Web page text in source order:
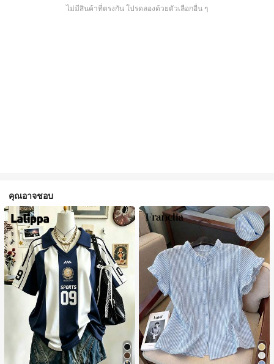
ไม่มีสินค้าที่ตรงกัน โปรดลองด้วยตัวเลือกอื่น ๆ
คุณอาจชอบ